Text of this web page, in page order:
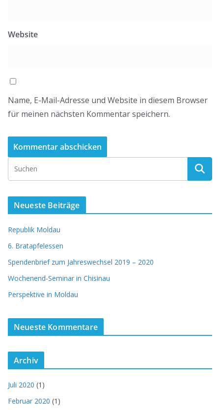
Website
Name, E-Mail-Adresse und Website in diesem Browser
für meinen nächsten Kommentar speichern.
Neueste Beiträge
Republik Moldau
6. Bratapfelessen
Spendenbrief zum Jahreswechsel 2019 – 2020
Wochenend-Seminar in Chisinau
Perspektive in Moldau
Neueste Kommentare
Archiv
Juli 2020 (1)
Februar 2020 (1)